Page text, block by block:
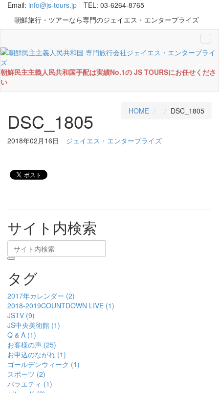
Email: info@js-tours.jp
TEL: 03-6264-8765
朝鮮旅行・ツアーなら専門のジェイエス・エンタープライズ
朝鮮民主主義人民共和国手配は実績No.1の JS TOURSにお任せくださ
い
DSC_1805 HOME DSC_1805
2018年02月16日 ジェイエス・エンタープライズ
サイト内検索
タグ
2017年カレンダー (2)
2018-2019COUNTDOWN LIVE (1)
JSTV (9)
JS中央美術館 (1)
Q & A (1)
お客様の声 (25)
お申込のながれ (1)
ゴールデンウィーク (1)
スポーツ (2)
バラエティ (1)